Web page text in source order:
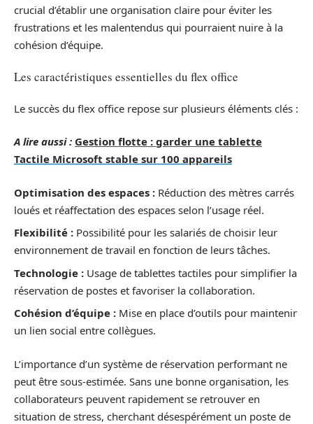
crucial d’établir une organisation claire pour éviter les
frustrations et les malentendus qui pourraient nuire à la
cohésion d’équipe.
Les caractéristiques essentielles du flex office
Le succès du flex office repose sur plusieurs éléments clés :
A lire aussi : Gestion flotte : garder une tablette
Tactile Microsoft stable sur 100 appareils
Optimisation des espaces : Réduction des mètres carrés
loués et réaffectation des espaces selon l’usage réel.
Flexibilité : Possibilité pour les salariés de choisir leur
environnement de travail en fonction de leurs tâches.
Technologie : Usage de tablettes tactiles pour simplifier la
réservation de postes et favoriser la collaboration.
Cohésion d’équipe : Mise en place d’outils pour maintenir
un lien social entre collègues.
L’importance d’un système de réservation performant ne
peut être sous-estimée. Sans une bonne organisation, les
collaborateurs peuvent rapidement se retrouver en
situation de stress, cherchant désespérément un poste de